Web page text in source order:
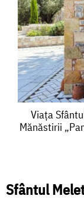
Viața
Sfântului
Viața
Mănăstirii
Sfântul